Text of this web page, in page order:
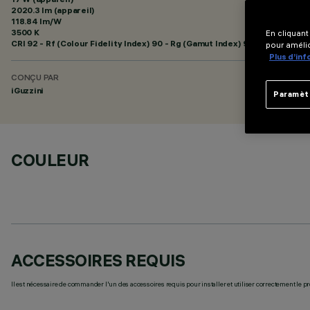
2020.3 lm (appareil)
118.84 lm/W
3500 K
CRI 92 - Rf (Colour Fidelity Index) 90 - Rg (Gamut Index) 98
CONÇU PAR
iGuzzini
COULEUR
ACCESSOIRES REQUIS
Il est nécessaire de commander l'un des accessoires requis pour installer et utiliser correctement le
En
pour
Plus